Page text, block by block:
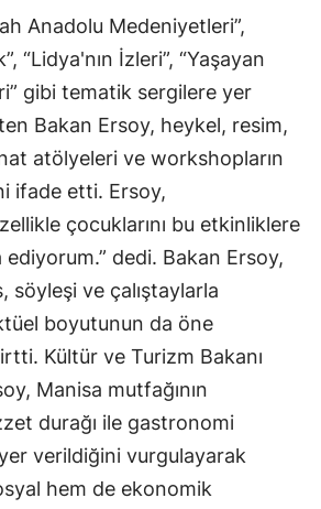
Anadolu Medeniyetleri”,
“Lidya'nın İzleri”, “Yaşayan
gibi tematik sergilere yer
Bakan Ersoy, heykel, resim,
atölyeleri ve workshopların
ifade etti. Ersoy,
çocuklarını bu etkinliklere
dedi. Bakan Ersoy,
söyleşi ve çalıştaylarla
boyutunun da öne
Kültür ve Turizm Bakanı
Manisa mutfağının
durağı ile gastronomi
verildiğini vurgulayarak
hem de ekonomik